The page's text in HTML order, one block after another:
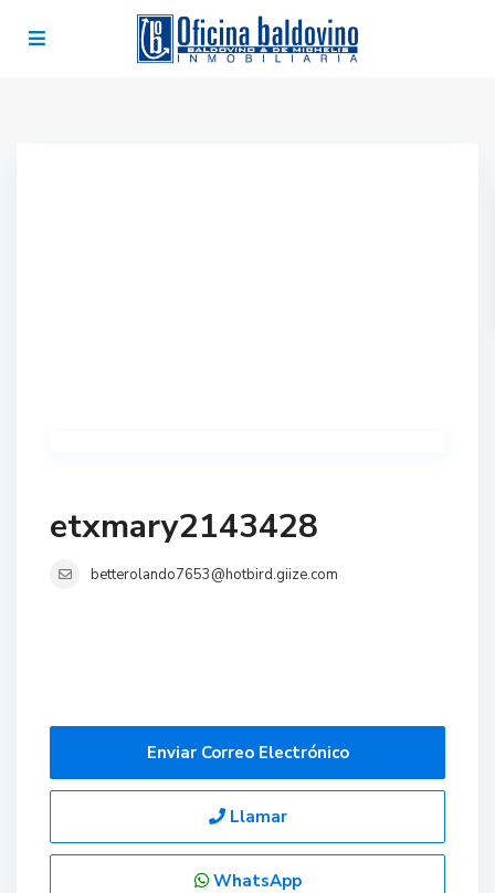
etxmary2143428
betterolando7653@hotbird.giize.com
Enviar Correo Electrónico
Llamar
WhatsApp